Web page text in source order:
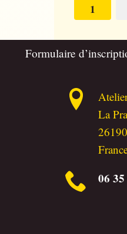
1
Formulaire
La
26190
06